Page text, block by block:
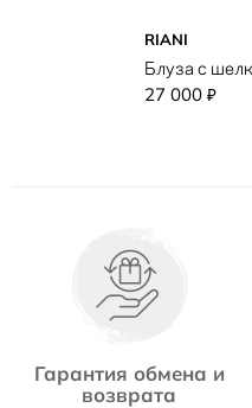
RIANI
Блуза с
27 000 ₽
Гарантия обмена и
возврата